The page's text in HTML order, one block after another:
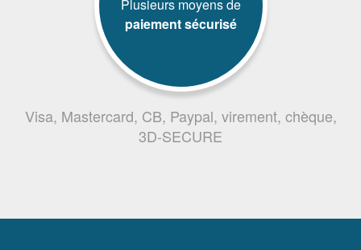
Plusieurs moyens de
paiement sécurisé
Visa, Mastercard, CB, Paypal, virement, chèque,
3D-SECURE